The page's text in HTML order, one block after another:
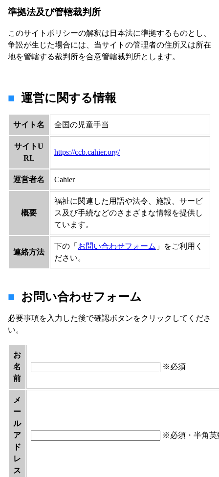
準拠法及び管轄裁判所
このサイトポリシーの解釈は日本法に準拠するものとし、
争訟が生じた場合には、当サイトの管理者の住所又は所在
地を管轄する裁判所を合意管轄裁判所とします。
運営に関する情報
サイト名 全国の児童手当
サイトU
RL
https://ccb.cahier.org/
運営者名 Cahier
概要
福祉に関連した用語や法令、施設、サービ
ス及び手続などのさまざまな情報を提供し
ています。
連絡方法
下の「 お問い合わせフォーム 」をご利用く
ださい。
お問い合わせフォーム
必要事項を入力した後で確認ボタンをクリックしてくださ
い。
お
名
前
※必須
メ
ー
ル
ア
ド
レ
ス
※必須・半角英